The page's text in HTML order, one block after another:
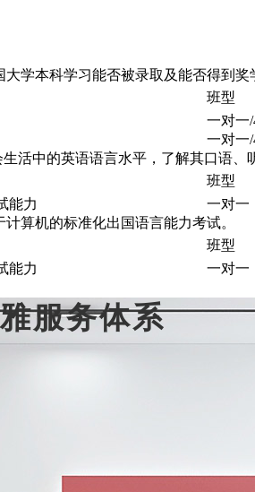
学本科学习能否被录取及能否得到奖
班型
一对一
一对一
活中的英语语言水平，了解其口语、
班型
能力 一对一
算机的标准化出国语言能力考试。
班型
能力 一对一
服务体系